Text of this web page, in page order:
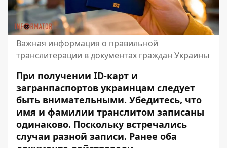
Важная информация о правильной
транслитерации в документах граждан Украины
При получении ID-карт и
загранпаспортов украинцам следует
быть внимательными. Убедитесь, что
имя и фамилии транслитом записаны
одинаково. Поскольку встречались
случаи разной записи. Ранее оба